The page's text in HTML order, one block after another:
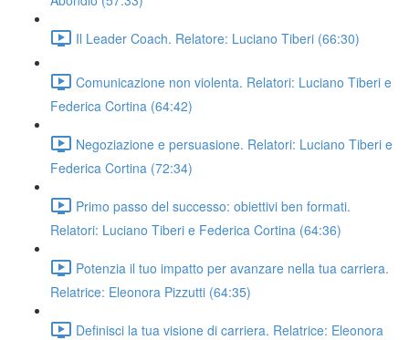
Il Leader Coach. Relatore: Luciano Tiberi (66:30)
Comunicazione non violenta. Relatori: Luciano Tiberi e
Federica Cortina (64:42)
Negoziazione e persuasione. Relatori: Luciano Tiberi e
Federica Cortina (72:34)
Primo passo del successo: obiettivi ben formati.
Relatori: Luciano Tiberi e Federica Cortina (64:36)
Potenzia il tuo impatto per avanzare nella tua carriera.
Relatrice: Eleonora Pizzutti (64:35)
Definisci la tua visione di carriera. Relatrice: Eleonora